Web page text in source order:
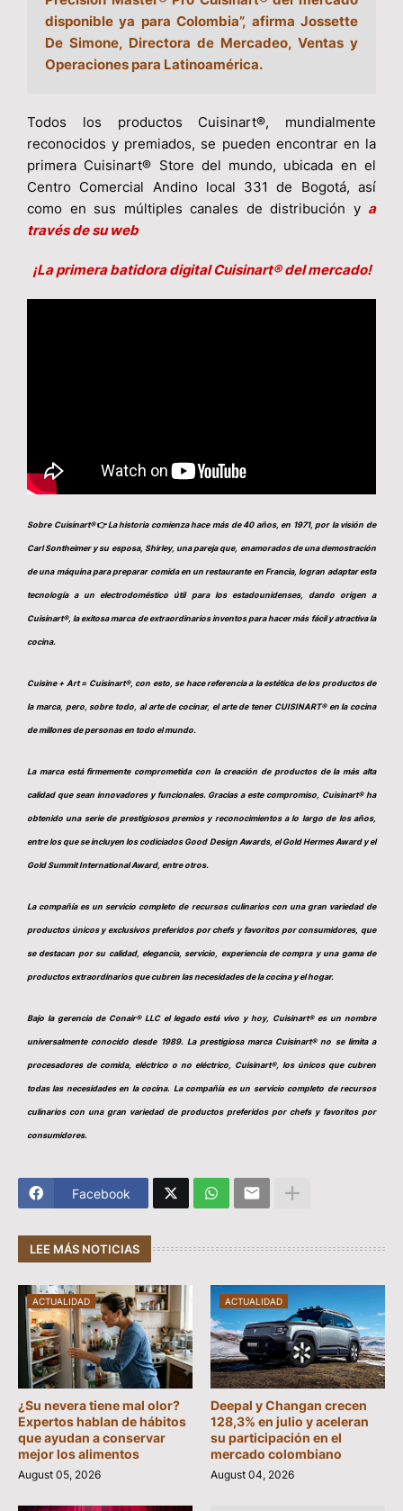
disponible ya para Colombia”, afirma Jossette
De Simone, Directora de Mercadeo, Ventas y
Operaciones para Latinoamérica.
Todos los productos Cuisinart®, mundialmente
reconocidos y premiados, se pueden encontrar en la
primera Cuisinart® Store del mundo, ubicada en el
Centro Comercial Andino local 331 de Bogotá, así
como en sus múltiples canales de distribución y a
través de su web
¡La primera batidora digital Cuisinart® del mercado!
Sobre Cuisinart®👉La historia comienza hace más de 40 años, en 1971, por la visión de
Carl Sontheimer y su esposa, Shirley, una pareja que, enamorados de una demostración
de una máquina para preparar comida en un restaurante en Francia, logran adaptar esta
tecnología a un electrodoméstico útil para los estadounidenses, dando origen a
Cuisinart®, la exitosa marca de extraordinarios inventos para hacer más fácil y atractiva la
cocina.
Cuisine + Art = Cuisinart®, con esto, se hace referencia a la estética de los productos de
la marca, pero, sobre todo, al arte de cocinar, el arte de tener CUISINART® en la cocina
de millones de personas en todo el mundo.
La marca está firmemente comprometida con la creación de productos de la más alta
calidad que sean innovadores y funcionales. Gracias a este compromiso, Cuisinart® ha
obtenido una serie de prestigiosos premios y reconocimientos a lo largo de los años,
entre los que se incluyen los codiciados Good Design Awards, el Gold Hermes Award y el
Gold Summit International Award, entre otros.
La compañía es un servicio completo de recursos culinarios con una gran variedad de
productos únicos y exclusivos preferidos por chefs y favoritos por consumidores, que
se destacan por su calidad, elegancia, servicio, experiencia de compra y una gama de
productos extraordinarios que cubren las necesidades de la cocina y el hogar.
Bajo la gerencia de Conair® LLC el legado está vivo y hoy, Cuisinart® es un nombre
universalmente conocido desde 1989. La prestigiosa marca Cuisinart® no se limita a
procesadores de comida, eléctrico o no eléctrico, Cuisinart®, los únicos que cubren
todas las necesidades en la cocina. La compañía es un servicio completo de recursos
culinarios con una gran variedad de productos preferidos por chefs y favoritos por
consumidores.
Facebook
LEE MÁS NOTICIAS
ACTUALIDAD
¿Su nevera tiene mal olor?
Expertos hablan de hábitos
que ayudan a conservar
mejor los alimentos
August 05, 2026
ACTUALIDAD
Deepal y Changan crecen
128,3% en julio y aceleran
su participación en el
mercado colombiano
August 04, 2026